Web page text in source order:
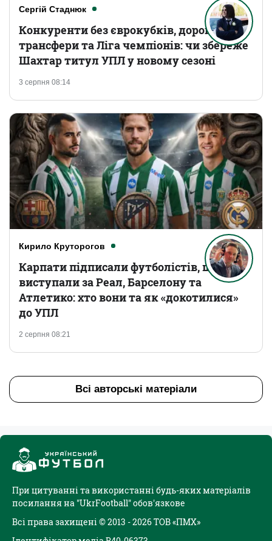
Сергій Стаднюк
3 серпня 08:14
Конкуренти без єврокубків, дорогі
трансфери та Ліга чемпіонів: чи збереже
Шахтар титул УПЛ у новому сезоні
Кирило Круторогов
2 серпня 08:21
Карпати підписали футболістів, що
виступали за Реал, Барселону та
Атлетико: хто вони та як «докотилися»
до УПЛ
Всі авторські матеріали
При цитуванні та використанні будь-яких матеріалів
посилання на "UkrFootball" обов'язкове
Всі права захищені © 2013 - 2026 ТОВ «ПМХ»